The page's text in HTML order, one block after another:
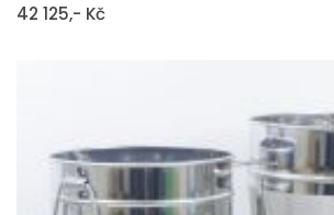
42 125,- Kč